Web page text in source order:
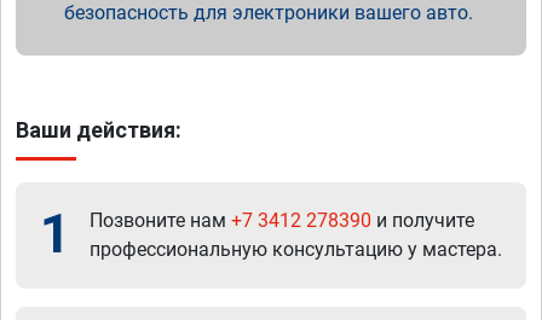
безопасность для электроники вашего авто.
Ваши действия:
1 Позвоните нам +7 3412 278390 и получите
профессиональную консультацию у мастера.